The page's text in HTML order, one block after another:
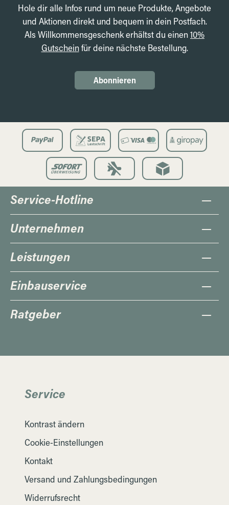
Hole dir alle Infos rund um neue Produkte, Angebote
und Aktionen direkt und bequem in dein Postfach.
Als Willkommensgeschenk erhältst du einen10%
Gutscheinfür deine nächste Bestellung.
Abonnieren
Service-Hotline
Unternehmen
Leistungen
Einbauservice
Ratgeber
Service
Kontrast ändern
Cookie-Einstellungen
Kontakt
Versand und Zahlungsbedingungen
Widerrufsrecht